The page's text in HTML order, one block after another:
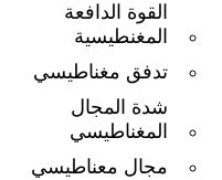
القوة الدافعة
المغنطيسية
تدفق مغناطيسي
شدة المجال
المغناطيسي
مجال معناطيسي